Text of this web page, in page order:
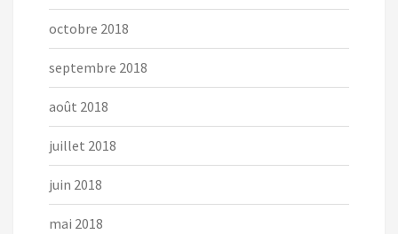
octobre 2018
septembre 2018
août 2018
juillet 2018
juin 2018
mai 2018